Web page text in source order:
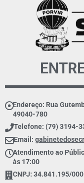
Endereço: Rua
49040-780
Telefone: (79) 3194-
Email:
Atendimento ao
às 17:00
CNPJ: 34.841.195/